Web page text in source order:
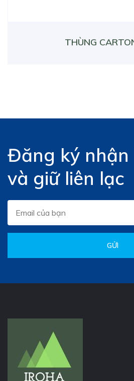
THÙNG
Đăng ký nhận
và giữ liên lạc
GỬI